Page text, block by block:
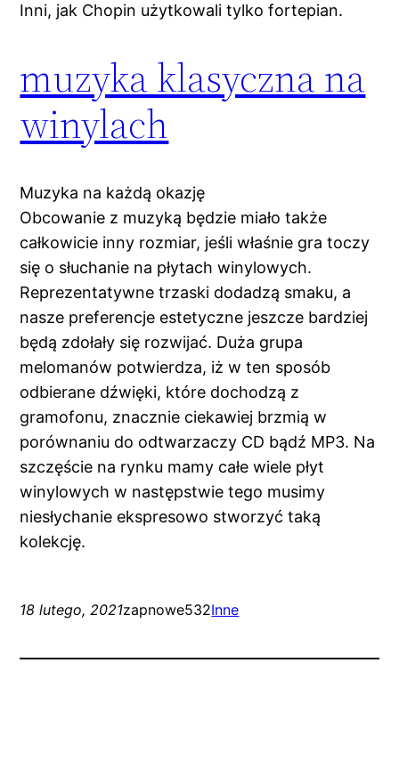
Inni, jak Chopin użytkowali tylko fortepian.
muzyka klasyczna na
winylach
Muzyka na każdą okazję
Obcowanie z muzyką będzie miało także
całkowicie inny rozmiar, jeśli właśnie gra toczy
się o słuchanie na płytach winylowych.
Reprezentatywne trzaski dodadzą smaku, a
nasze preferencje estetyczne jeszcze bardziej
będą zdołały się rozwijać. Duża grupa
melomanów potwierdza, iż w ten sposób
odbierane dźwięki, które dochodzą z
gramofonu, znacznie ciekawiej brzmią w
porównaniu do odtwarzaczy CD bądź MP3. Na
szczęście na rynku mamy całe wiele płyt
winylowych w następstwie tego musimy
niesłychanie ekspresowo stworzyć taką
kolekcję.
18 lutego, 2021zapnowe532Inne